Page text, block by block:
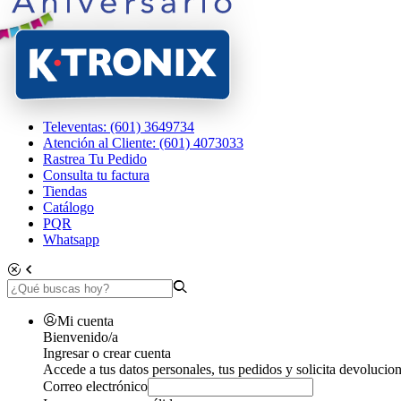
Televentas: (601) 3649734
Atención al Cliente: (601) 4073033
Rastrea Tu Pedido
Consulta tu factura
Tiendas
Catálogo
PQR
Whatsapp
Mi cuenta
Bienvenido/a
Ingresar o crear cuenta
Accede a tus datos personales, tus pedidos y solicita
Correo electrónico